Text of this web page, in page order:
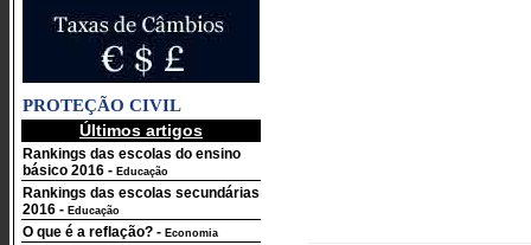
PROTEÇÃO CIVIL
Últimos artigos
Rankings das escolas do ensino
básico 2016 - Educação
Rankings das escolas secundárias
2016 - Educação
O que é a reflação? - Economia